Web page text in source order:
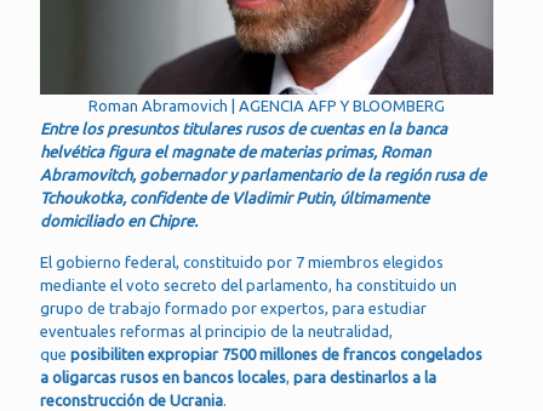
Roman Abramovich | AGENCIA AFP Y BLOOMBERG
Entre los presuntos titulares rusos de cuentas en la banca
helvética figura el magnate de materias primas, Roman
Abramovitch, gobernador y parlamentario de la región rusa de
Tchoukotka, confidente de Vladimir Putin, últimamente
domiciliado en Chipre.
El gobierno federal, constituido por 7 miembros elegidos
mediante el voto secreto del parlamento, ha constituido un
grupo de trabajo formado por expertos, para estudiar
eventuales reformas al principio de la neutralidad,
que posibiliten expropiar 7500 millones de francos congelados
a oligarcas rusos en bancos locales, para destinarlos a la
reconstrucción de Ucrania.